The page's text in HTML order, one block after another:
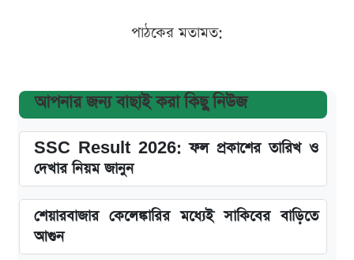
পাঠকের মতামত:
আপনার জন্য বাছাই করা কিছু নিউজ
SSC Result 2026: ফল প্রকাশের তারিখ ও
দেখার নিয়ম জানুন
শেয়ারবাজার কেলেঙ্কারির মধ্যেই সাকিবের বাড়িতে
আগুন